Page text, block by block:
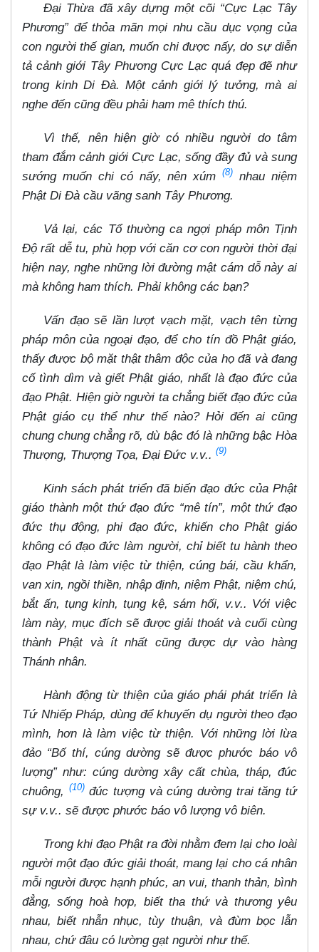
Đại Thừa đã xây dựng một cõi “Cực Lạc Tây
Phương” để thỏa mãn mọi nhu cầu dục vọng của
con người thế gian, muốn chi được nấy, do sự diễn
tả cảnh giới Tây Phương Cực Lạc quá đẹp đẽ như
trong kinh Di Đà. Một cảnh giới lý tưởng, mà ai
nghe đến cũng đều phải ham mê thích thú.
Vì thế, nên hiện giờ có nhiều người do tâm
tham đắm cảnh giới Cực Lạc, sống đầy đủ và sung
sướng muốn chi có nấy, nên xúm(8) nhau niệm
Phật Di Đà cầu vãng sanh Tây Phương.
Vả lại, các Tổ thường ca ngợi pháp môn Tịnh
Độ rất dễ tu, phù hợp với căn cơ con người thời đại
hiện nay, nghe những lời đường mật cám dỗ này ai
mà không ham thích. Phải không các bạn?
Vấn đạo sẽ lần lượt vạch mặt, vạch tên từng
pháp môn của ngoại đạo, để cho tín đồ Phật giáo,
thấy được bộ mặt thật thâm độc của họ đã và đang
cố tình dìm và giết Phật giáo, nhất là đạo đức của
đạo Phật. Hiện giờ người ta chẳng biết đạo đức của
Phật giáo cụ thể như thế nào? Hỏi đến ai cũng
chung chung chẳng rõ, dù bậc đó là những bậc Hòa
Thượng, Thượng Tọa, Đại Đức v.v.. (9)
Kinh sách phát triển đã biến đạo đức của Phật
giáo thành một thứ đạo đức “mê tín”, một thứ đạo
đức thụ động, phi đạo đức, khiến cho Phật giáo
không có đạo đức làm người, chỉ biết tu hành theo
đạo Phật là làm việc từ thiện, cúng bái, cầu khẩn,
van xin, ngồi thiền, nhập định, niệm Phật, niệm chú,
bắt ấn, tụng kinh, tụng kệ, sám hối, v.v.. Với việc
làm này, mục đích sẽ được giải thoát và cuối cùng
thành Phật và ít nhất cũng được dự vào hàng
Thánh nhân.
Hành động từ thiện của giáo phái phát triển là
Tứ Nhiếp Pháp, dùng để khuyến dụ người theo đạo
mình, hơn là làm việc từ thiện. Với những lời lừa
đảo “Bố thí, cúng dường sẽ được phước báo vô
lượng” như: cúng dường xây cất chùa, tháp, đúc
chuông, (10)đúc tượng và cúng dường trai tăng tứ
sự v.v.. sẽ được phước báo vô lượng vô biên.
Trong khi đạo Phật ra đời nhằm đem lại cho loài
người một đạo đức giải thoát, mang lại cho cá nhân
mỗi người được hạnh phúc, an vui, thanh thản, bình
đẳng, sống hoà hợp, biết tha thứ và thương yêu
nhau, biết nhẫn nhục, tùy thuận, và đùm bọc lẫn
nhau, chứ đâu có lường gạt người như thế.